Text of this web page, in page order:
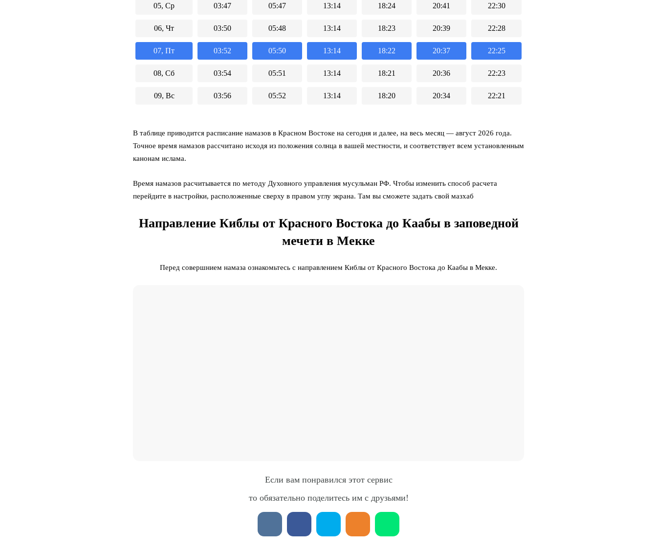
05, Ср 03:47 05:47 13:14 18:24 20:41 22:30
06, Чт 03:50 05:48 13:14 18:23 20:39 22:28
07, Пт 03:52 05:50 13:14 18:22 20:37 22:25
08, Сб 03:54 05:51 13:14 18:21 20:36 22:23
09, Вс 03:56 05:52 13:14 18:20 20:34 22:21
В таблице приводится расписание намазов в Красном Востоке на сегодня и далее, на весь месяц — август 2026 года.
Точное время намазов рассчитано исходя из положения солнца в вашей местности, и соответствует всем установленным
канонам ислама.
Время намазов расчитывается по методу Духовного управления мусульман РФ. Чтобы изменить способ расчета
перейдите в настройки, расположенные сверху в правом углу экрана. Там вы сможете задать свой мазхаб
Направление Киблы от Красного Востока до Каабы в заповедной
мечети в Мекке
Перед совершнием намаза ознакомьтесь с направлением Киблы от Красного Востока до Каабы в Мекке.
Если вам понравился этот сервис
то обязательно поделитесь им с друзьями!